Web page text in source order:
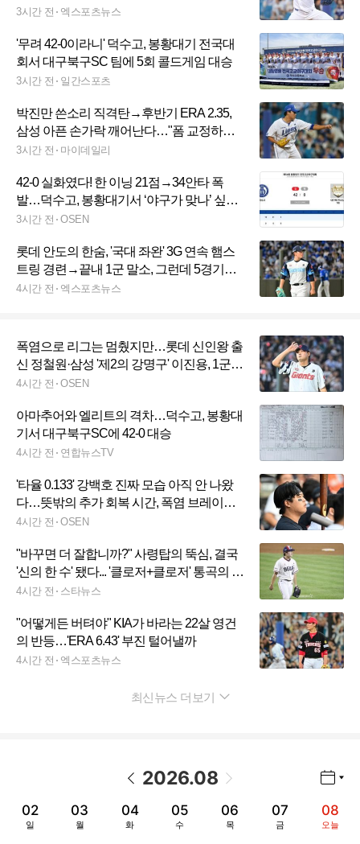
있었다
3시간 전 엑스포츠뉴스
'무려 42-0이라니' 덕수고, 봉황대기 전국대
회서 대구북구SC 팀에 5회 콜드게임 대승
3시간 전 일간스포츠
박진만 쓴소리 직격탄→후반기 ERA 2.35,
삼성 아픈 손가락 깨어난다…"폼 교정하면
서 구위·제구↑"
3시간 전 마이데일리
42-0 실화였다! 한 이닝 21점→34안타 폭
발…덕수고, 봉황대기서 ‘야구가 맞나’ 싶은
대승
3시간 전 OSEN
롯데 안도의 한숨, '국대 좌완' 3G 연속 햄스
트링 경련→끝내 1군 말소, 그런데 5경기가
폭염 취소라니…공백 최소화했다
4시간 전 엑스포츠뉴스
폭염으로 리그는 멈췄지만…롯데 신인왕 출
신 정철원·삼성 '제2의 강명구' 이진용, 1군
엔트리 말소
4시간 전 OSEN
아마추어와 엘리트의 격차…덕수고, 봉황대
기서 대구북구SC에 42-0 대승
4시간 전 연합뉴스TV
'타율 0.133' 강백호 진짜 모습 아직 안 나왔
다…뜻밖의 추가 회복 시간, 폭염 브레이크
가 보약 될까
4시간 전 OSEN
"바꾸면 더 잘합니까?" 사령탑의 뚝심, 결국
'신의 한 수' 됐다... '클로저+클로저' 통곡의 벽
되나
4시간 전 스타뉴스
"어떻게든 버텨야" KIA가 바라는 22살 영건
의 반등…'ERA 6.43' 부진 털어낼까
4시간 전 엑스포츠뉴스
최신뉴스 더보기
2026.08
02
일
03
월
04
화
05
수
06
목
07
금
08
오늘